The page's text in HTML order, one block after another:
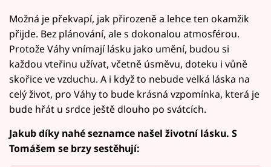
Možná je překvapí, jak přirozeně a lehce ten okamžik
přijde. Bez plánování, ale s dokonalou atmosférou.
Protože Váhy vnímají lásku jako umění, budou si
každou vteřinu užívat, včetně úsměvu, doteku i vůně
skořice ve vzduchu. A i když to nebude velká láska na
celý život, pro Váhy to bude krásná vzpomínka, která je
bude hřát u srdce ještě dlouho po svátcích.
Jakub díky nahé seznamce našel životní lásku. S
Tomášem se brzy sestěhují: